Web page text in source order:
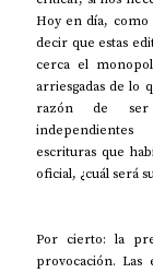
Hoy en día, como
decir que estas
cerca el
arriesgadas de lo
razón de ser
escrituras que
oficial, ¿cuál será
Por cierto: la
provocación. Las